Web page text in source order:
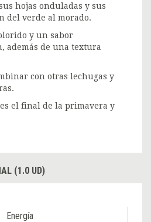
hojas onduladas y sus
del verde al morado.
y un sabor
además de una textura
con otras lechugas y
el final de la primavera y
(1.0 UD)
Energía